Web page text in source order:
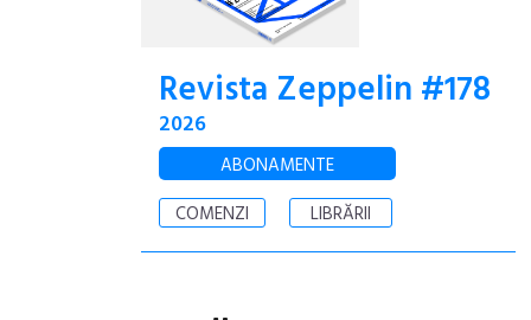
Revista Zeppelin #178
2026
ABONAMENTE
COMENZI
LIBRĂRII